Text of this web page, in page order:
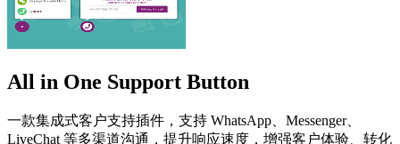
All in One Support Button
一款集成式客户支持插件，支持 WhatsApp、Messenger、
LiveChat 等多渠道沟通，提升响应速度，增强客户体验、转化